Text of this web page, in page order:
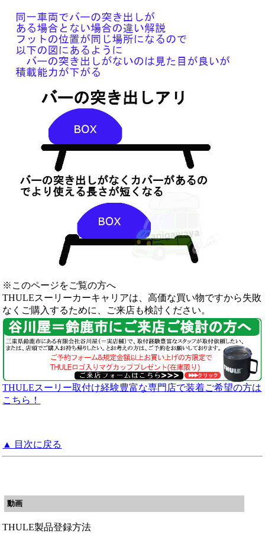
※このページをご覧の方へ
THULEスーリーカーキャリアは、高価な買い物ですから失敗
なくご購入するために、ご来店も検討ください。
THULEスーリー取付け経験豊富な専門店で装着ご希望の方は
こちら！
▲ 目次に戻る
動画
THULE製品登録方法